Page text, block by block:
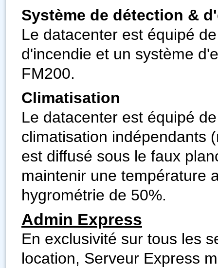
Système de détection &
Le datacenter est équipé
d'incendie et un système
FM200.
Climatisation
Le datacenter est équipé
climatisation indépendants
est diffusé sous le faux
maintenir une température
hygrométrie de 50%.
Admin Express
En exclusivité sur tous les
location, Serveur Express